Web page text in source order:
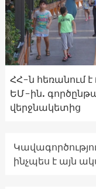
ՀՀ-ն հեռանում
ԵՄ-ին.
վերջնակետից
ինչպես է այն